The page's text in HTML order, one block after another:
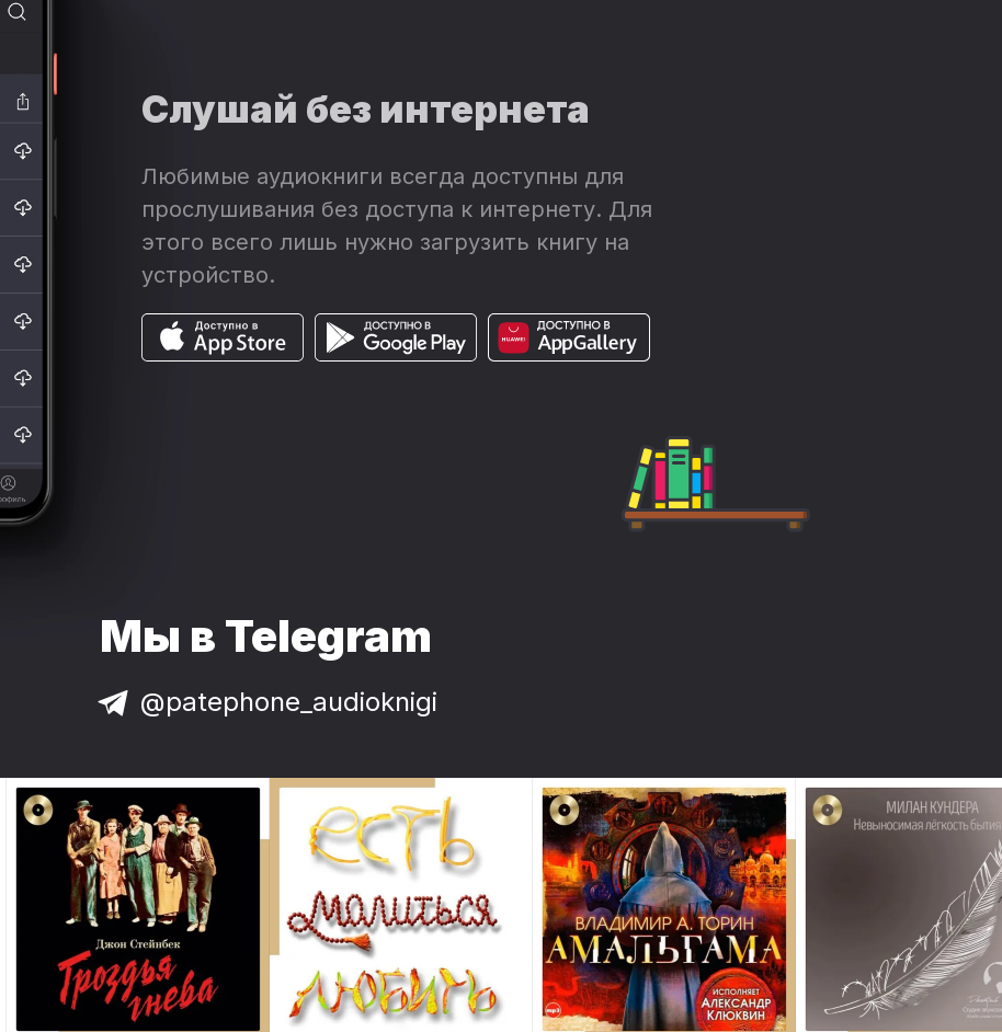
Слушай без интернета
Любимые аудиокниги всегда доступны для
прослушивания без доступа к интернету. Для
этого всего лишь нужно загрузить книгу на
устройство.
Мы в Telegram
@patephone_audioknigi